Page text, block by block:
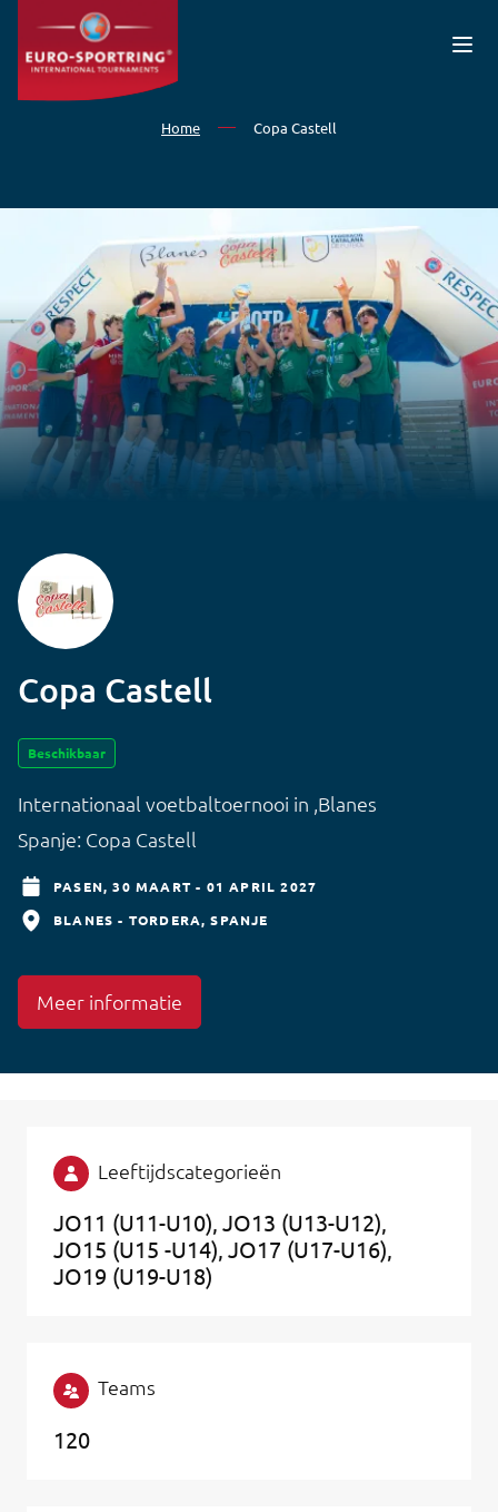
Overslaan en naar de inhoud gaan
Home Copa Castell
Copa Castell
Beschikbaar
Internationaal voetbaltoernooi in ,Blanes
Spanje: Copa Castell
PASEN,30 MAART - 01 APRIL 2027
BLANES - TORDERA SPANJE
Meer informatie
Leeftijdscategorieën
JO11 (U11-U10) JO13 (U13-U12)
JO15 (U15 -U14) JO17 (U17-U16)
JO19 (U19-U18)
Teams
120